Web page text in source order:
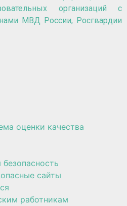
организаций с
МВД России, Росгвардии
оценки качества
сайты
работникам